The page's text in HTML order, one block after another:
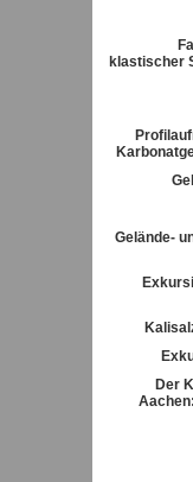
klastischer
Gelände-
Der